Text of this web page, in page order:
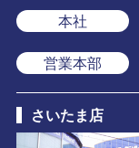
本社
営業本部
さいたま店